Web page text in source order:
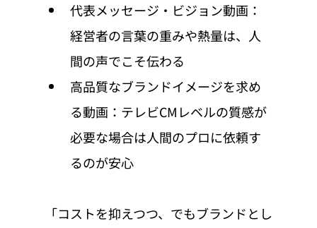
代表メッセージ・ビジョン動画：
経営者の言葉の重みや熱量は、人
間の声でこそ伝わる
高品質なブランドイメージを求め
る動画：テレビCMレベルの質感が
必要な場合は人間のプロに依頼す
るのが安心
「コストを抑えつつ、でもブランドとし